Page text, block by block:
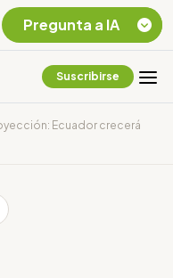
Suscribirse
Ecuador crecerá
Pregunta a IA
Chevron Ecuador